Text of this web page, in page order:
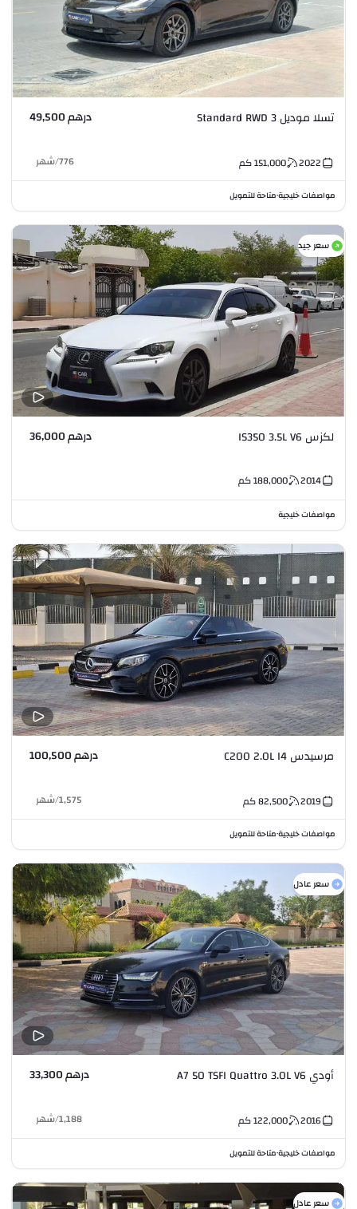
تسلا موديل 3 Standard RWD درهم 49,500
2022
151,000كم 776
/شهر
مواصفات خليجية•متاحة للتمويل
سعر جيد
لكزس IS350 3.5L V6 درهم 36,000
2014
188,000كم
مواصفات خليجية
مرسيدس C200 2.0L I4 درهم 100,500
2019
82,500كم 1,575
/شهر
مواصفات خليجية•متاحة للتمويل
سعر عادل
أودي A7 50 TSFI Quattro 3.0L V6 درهم 33,300
2016
122,000كم 1,188
/شهر
مواصفات خليجية•متاحة للتمويل
سعر عادل